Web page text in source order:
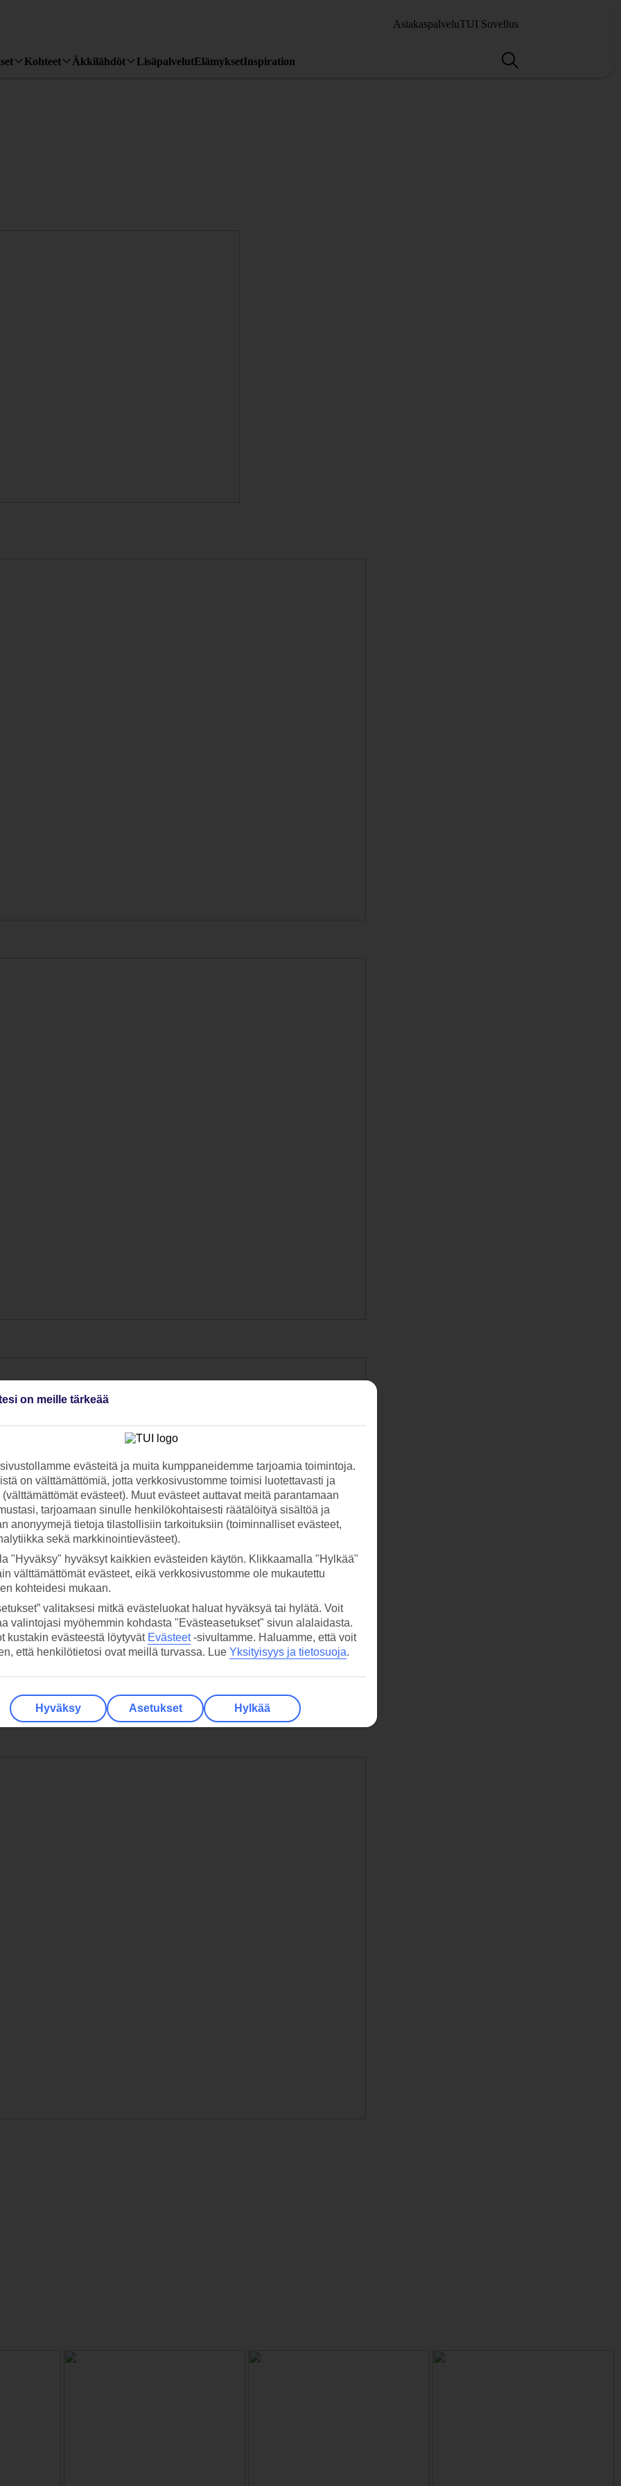
AsiakaspalveluTUI Sovellus
Kohteet Äkkilähdöt LisäpalvelutElämyksetInspiration
on meille tärkeää
evästeitä ja muita kumppaneidemme tarjoamia toimintoja.
on välttämättömiä, jotta verkkosivustomme toimisi luotettavasti ja
evästeet). Muut evästeet auttavat meitä parantamaan
tarjoamaan sinulle henkilökohtaisesti räätälöityä sisältöä ja
anonyymejä tietoja tilastollisiin tarkoituksiin (toiminnalliset evästeet,
sekä markkinointievästeet).
"Hyväksy" hyväksyt kaikkien evästeiden käytön. Klikkaamalla "Hylkää"
välttämättömät evästeet, eikä verkkosivustomme ole mukautettu
kohteidesi mukaan.
valitaksesi mitkä evästeluokat haluat hyväksyä tai hylätä. Voit
valintojasi myöhemmin kohdasta "Evästeasetukset" sivun alalaidasta.
kustakin evästeestä löytyvät Evästeet-sivultamme. Haluamme, että voit
että henkilötietosi ovat meillä turvassa. Lue Yksityisyys ja tietosuoja.
Hyväksy Asetukset Hylkää